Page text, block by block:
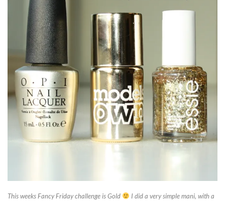
This weeks Fancy Friday challenge is Gold
I did a very simple mani, with a